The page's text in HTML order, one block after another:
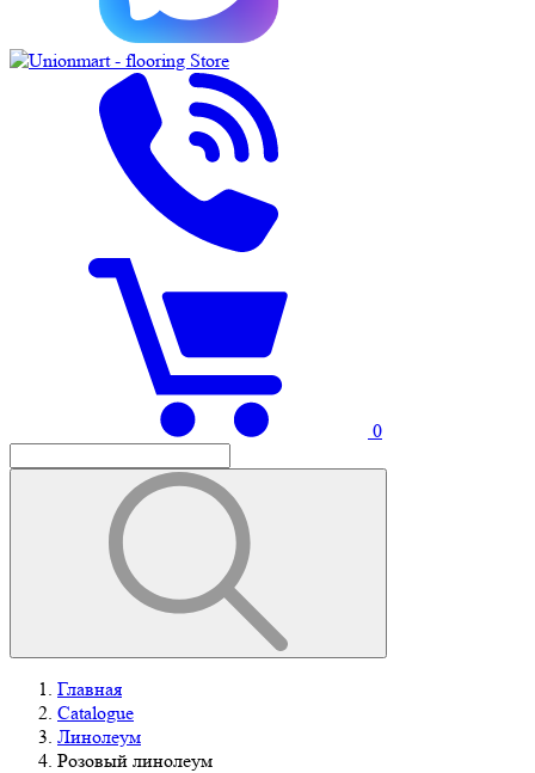
0
Главная
Catalogue
Линолеум
Розовый линолеум